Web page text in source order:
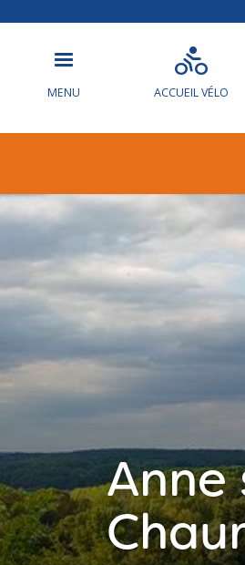
MENU ACCUEIL VÉLO
Anne